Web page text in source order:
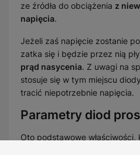
ze źródła do obciążenia z
napięcia.
Jeżeli zaś napięcie zostanie
zatka się i będzie przez nią
prąd nasycenia. Z uwagi na
stosuje się w tym miejscu
tracić niepotrzebnie napięcia.
Parametry diod
Oto podstawowe